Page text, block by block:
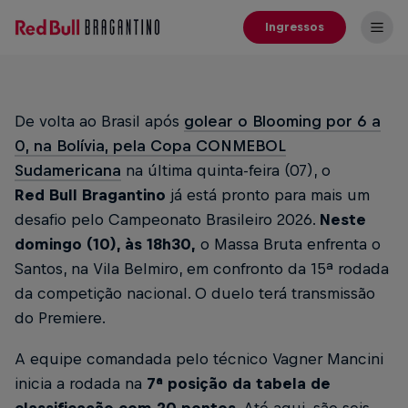
Ingressos
De volta ao Brasil após golear o Blooming por 6 a
0, na Bolívia, pela Copa CONMEBOL
Sudamericana na última quinta-feira (07), o
Red Bull Bragantino já está pronto para mais um
desafio pelo Campeonato Brasileiro 2026. Neste
domingo (10), às 18h30, o Massa Bruta enfrenta o
Santos, na Vila Belmiro, em confronto da 15ª rodada
da competição nacional. O duelo terá transmissão
do Premiere.
A equipe comandada pelo técnico Vagner Mancini
inicia a rodada na 7ª posição da tabela de